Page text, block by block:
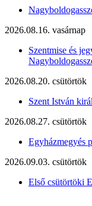
2026.08.16. vasárnap
Szentmise és
2026.08.20. csütörtök
Szent István
2026.08.27. csütörtök
Egyházmegyés
2026.09.03. csütörtök
Első csütörtöki